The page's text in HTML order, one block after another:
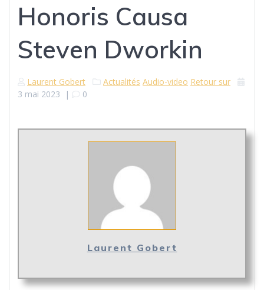
Honoris Causa
Steven Dworkin
Laurent Gobert Actualités Audio-video Retour sur
3 mai 2023 | 0
Laurent Gobert